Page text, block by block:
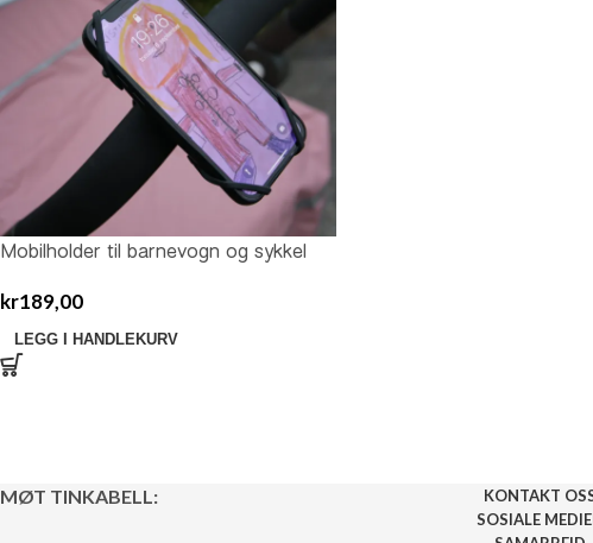
Mobilholder til barnevogn og sykkel
kr189,00
LEGG I HANDLEKURV
MØT TINKABELL:
KONTAKT
SOSIALE